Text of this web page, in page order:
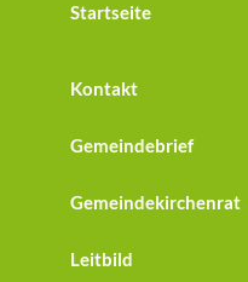
Startseite
Kontakt
Gemeindebrief
Gemeindekirchenrat
Leitbild